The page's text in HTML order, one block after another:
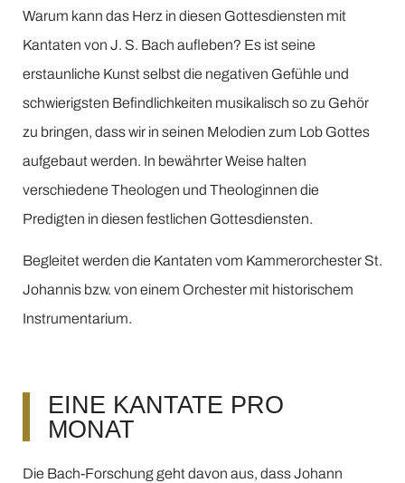
Warum kann das Herz in diesen Gottesdiensten mit
Kantaten von J. S. Bach aufleben? Es ist seine
erstaunliche Kunst selbst die negativen Gefühle und
schwierigsten Befindlichkeiten musikalisch so zu Gehör
zu bringen, dass wir in seinen Melodien zum Lob Gottes
aufgebaut werden. In bewährter Weise halten
verschiedene Theologen und Theologinnen die
Predigten in diesen festlichen Gottesdiensten.
Begleitet werden die Kantaten vom Kammerorchester St.
Johannis bzw. von einem Orchester mit historischem
Instrumentarium.
EINE KANTATE PRO
MONAT
Die Bach-Forschung geht davon aus, dass Johann